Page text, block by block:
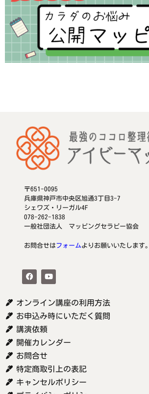
〒651-0095
兵庫県神戸市中央区旭通3丁目3-7
シェワズ・リーガル4F
078-262-1838
一般社団法人 マッピングセラピー協会
お問合せはフォームよりお願いいたします。
オンライン講座の利用方法
お申込み時にいただく質問
講演依頼
開催カレンダー
お問合せ
特定商取引上の表記
キャンセルポリシー